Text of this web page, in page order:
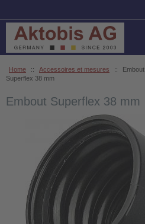
Home :: Accessoires et mesures ::
Embout
Superflex 38 mm
Embout Superflex 38 mm